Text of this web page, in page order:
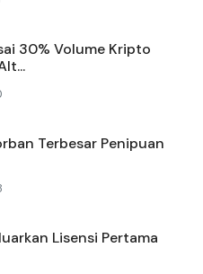
30% Volume Kripto
Terbesar Penipuan
Lisensi Pertama